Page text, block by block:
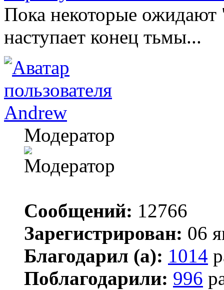
Пока некоторые ожидают
наступает конец тьмы...
Andrew
Модератор
Сообщений: 12766
Зарегистрирован: 06
Благодарил (а): 1014
Поблагодарили: 996